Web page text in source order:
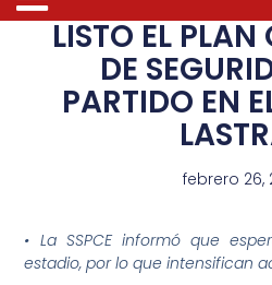
LISTO EL
DE
PARTIDO EN
febrero 26,
• La SSPCE informó que
estadio, por lo que intensifican